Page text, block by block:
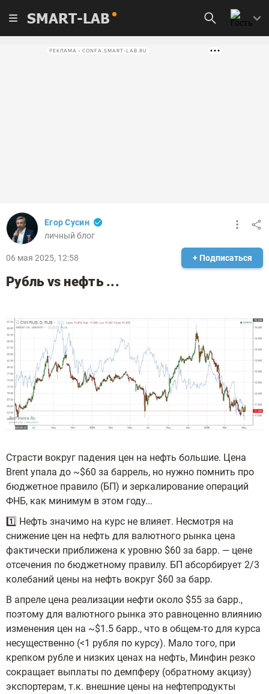
SMART-LAB
РЕКЛАМА • CONFA.SMART-LAB.RU
Егор Сусин
личный блог
06 мая 2025, 12:58 + Подписаться
Рубль vs нефть ...
Страсти вокруг падения цен на нефть большие. Цена
Brent упала до ~$60 за баррель, но нужно помнить про
бюджетное правило (БП) и зеркалирование операций
ФНБ, как минимум в этом году...
1️⃣ Нефть значимо на курс не влияет. Несмотря на
снижение цен на нефть для валютного рынка цена
фактически приближена к уровню $60 за барр. — цене
отсечения по бюджетному правилу. БП абсорбирует 2/3
колебаний цены на нефть вокруг $60 за барр.
В апреле цена реализации нефти около $55 за барр.,
поэтому для валютного рынка это равноценно влиянию
изменения цен на ~$1.5 барр., что в общем-то для курса
несущественно (<1 рубля по курсу). Мало того, при
крепком рубле и низких ценах на нефть, Минфин резко
сокращает выплаты по демпферу (обратному акцизу)
экспортерам, т.к. внешние цены на нефтепродукты